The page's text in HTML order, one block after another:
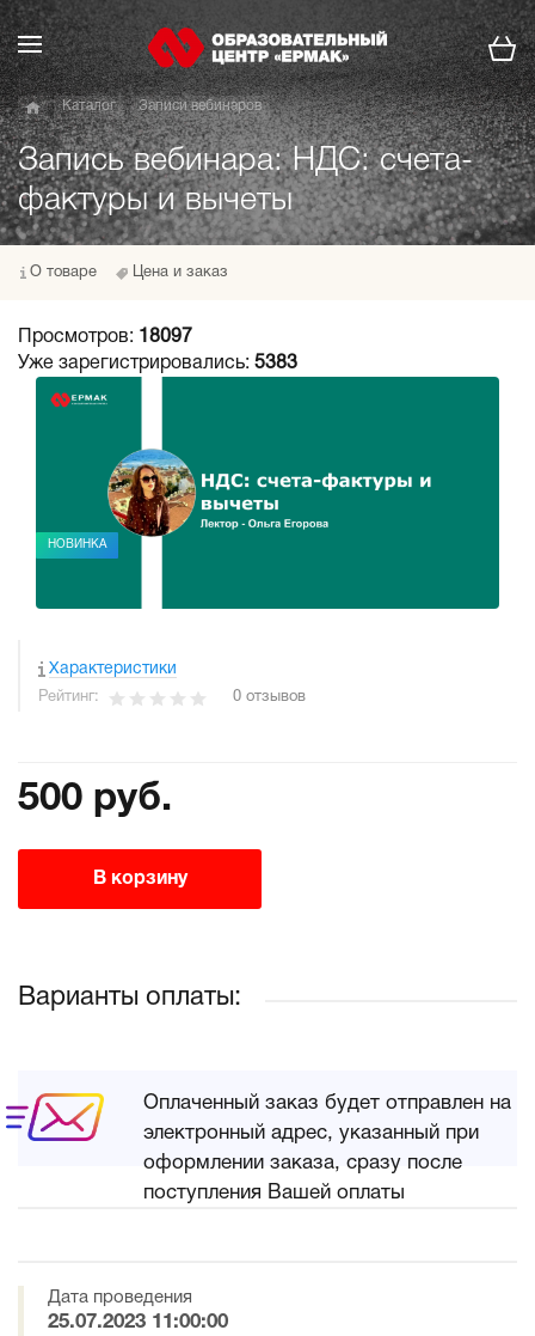
Каталог Записи вебинаров
Запись вебинара: НДС: счета-
фактуры и вычеты
О товаре Цена и заказ
Просмотров:
18097
Уже зарегистрировались: 5383
НОВИНКА
Характеристики
Рейтинг: 0 отзывов
500 руб.
В корзину
Варианты оплаты:
Оплаченный заказ будет отправлен на
электронный адрес, указанный при
оформлении заказа, сразу после
поступления Вашей оплаты
Дата проведения
25.07.2023 11:00:00